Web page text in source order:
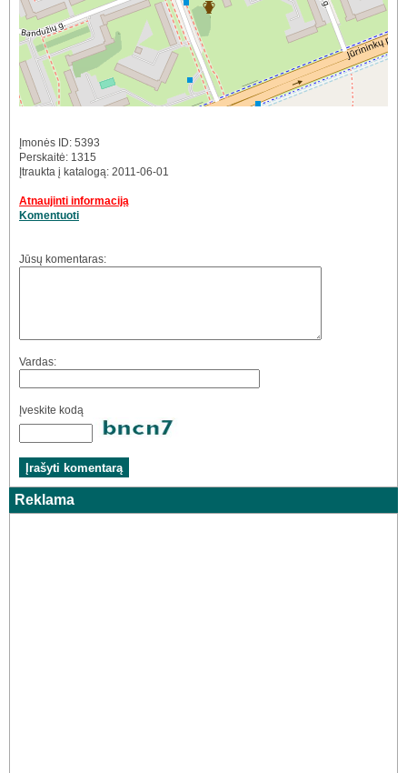
Įmonės ID: 5393
Perskaitė: 1315
Įtraukta į katalogą: 2011-06-01
Atnaujinti informaciją
Komentuoti
Jūsų komentaras:
Vardas:
Įveskite kodą
Reklama